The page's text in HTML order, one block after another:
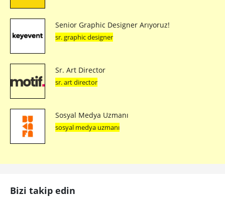
Senior Graphic Designer Arıyoruz!
sr. graphic designer
Sr. Art Director
sr. art director
Sosyal Medya Uzmanı
sosyal medya uzmanı
Bizi takip edin